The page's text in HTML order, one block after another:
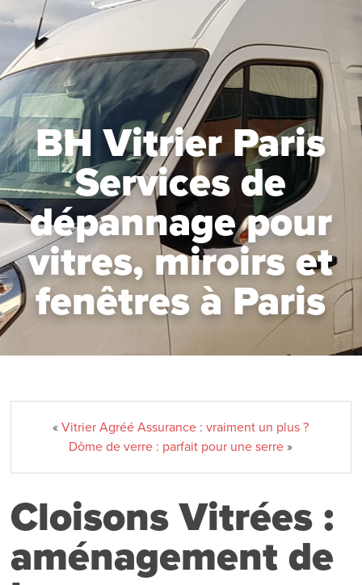
BH Vitrier Paris
Services de
dépannage pour
vitres, miroirs et
fenêtres à Paris
«Vitrier Agréé Assurance : vraiment un plus ?
Dôme de verre : parfait pour une serre »
Cloisons Vitrées :
aménagement de